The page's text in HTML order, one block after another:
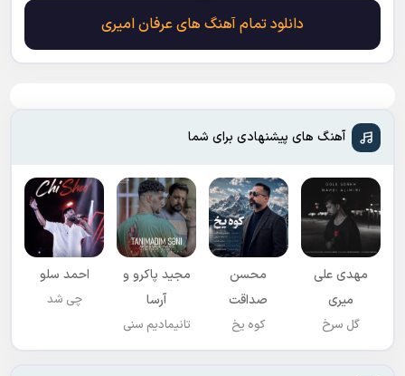
دانلود تمام آهنگ های عرفان امیری
آهنگ های پیشنهادی برای شما
مهدی علی
میری
گل سرخ
محسن
صداقت
کوه یخ
مجید پاکرو و
آرسا
تانیمادیم سنی
احمد سلو
چی شد